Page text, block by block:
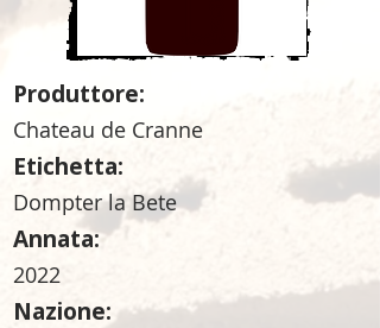
Produttore:
Chateau de Cranne
Etichetta:
Dompter la Bete
Annata:
2022
Nazione: